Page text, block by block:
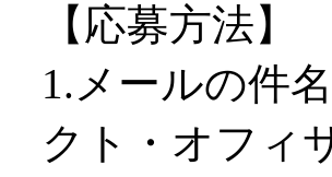
【応募方法】
1.メールの件
クト・オフィ